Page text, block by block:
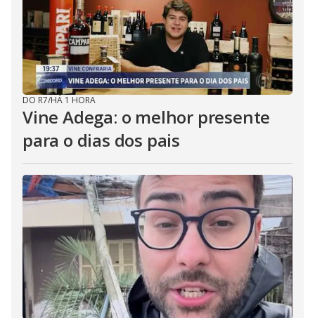
DO R7/HÁ 1 HORA
Vine Adega: o melhor presente
para o dias dos pais